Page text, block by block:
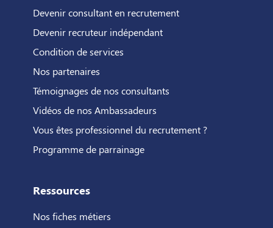
Devenir consultant en recrutement
Devenir recruteur indépendant
Condition de services
Nos partenaires
Témoignages de nos consultants
Vidéos de nos Ambassadeurs
Vous êtes professionnel du recrutement ?
Programme de parrainage
Ressources
Nos fiches métiers